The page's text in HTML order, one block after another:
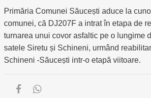
Primăria Comunei Săucești aduce la
comunei, că DJ207F a intrat în etapa de
turnarea unui covor asfaltic pe o lungime
satele Siretu și Schineni, urmând
Schineni -Săucești intr-o etapă viitoare.